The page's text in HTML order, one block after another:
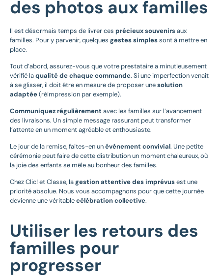
des photos aux familles
Il est désormais temps de livrer ces précieux souvenirsaux
familles. Pour y parvenir, quelques gestes simplessont à mettre en
place.
Tout d’abord, assurez-vous que votre prestataire a minutieusement
vérifié laqualité de chaque commande. Si une imperfection venait
à se glisser, il doit être en mesure de proposer unesolution
adaptée(réimpression par exemple).
Communiquez régulièrement avec les familles sur l’avancement
des livraisons. Un simple message rassurant peut transformer
l’attente en un moment agréable et enthousiaste.
Le jour de la remise, faites-en unévénement convivial. Une petite
cérémonie peut faire de cette distribution un moment chaleureux, où
la joie des enfants se mêle au bonheur des familles.
Chez Clic! et Classe, lagestion attentive des imprévusest une
priorité absolue. Nous vous accompagnons pour que cette journée
devienne une véritablecélébration collective.
Utiliser les retours des
familles pour
progresser